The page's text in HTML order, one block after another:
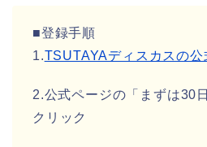
■登録手順
1.TSUTAYAディスカスの公
2.公式ページの「まずは30
クリック